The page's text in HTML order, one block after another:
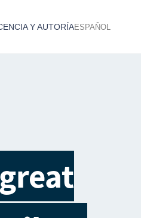
Y AUTORÍAESPAÑOL